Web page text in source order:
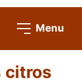
Menu
citros